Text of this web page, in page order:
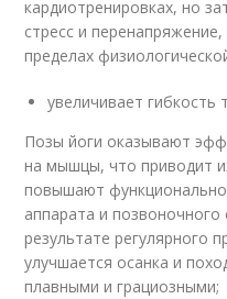
кардиотренировках, но
стресс и
пределах
увеличивает гибкость
Позы йоги оказывают
на мышцы, что приводит
повышают
аппарата и
результате регулярного
улучшается осанка и
плавными и грациозными;